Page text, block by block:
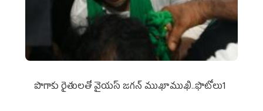
పొగాకు రైతుల‌తో వైయ‌స్ జ‌గ‌న్ ముఖాముఖి..ఫొటోలు1